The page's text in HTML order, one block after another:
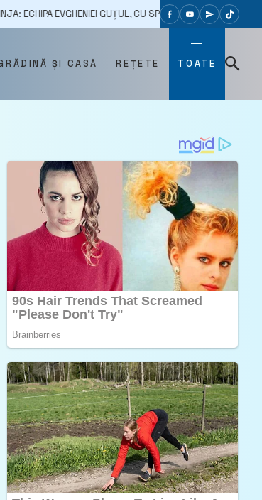
GUȚUL, CU SPRIJINUL LUI ILAN ȘOR, A DESCHIS UN
ȘI CASĂ REȚETE TOATE